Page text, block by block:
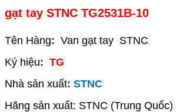
gạt tay STNC TG2531B-10
Tên Hàng: Van gạt tay STNC
Ký hiệu: TG
Nhà sản xuất: STNC
Hãng sản xuất: STNC (Trung Quốc)